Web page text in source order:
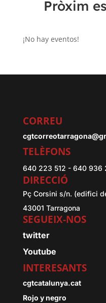
Pròxim
¡No hay eventos!
CORREU
TELÈFONS
640 223 512 - 640 936
DIRECCIÓ
Pç Corsini s/n. (edifici
43001 Tarragona
SEGUEIX-NOS
twitter
Youtube
INTERESANTS
cgtcatalunya.cat
Rojo y negro